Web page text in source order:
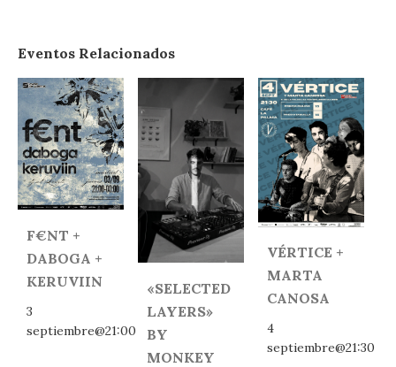
Eventos Relacionados
F€NT +
DABOGA +
KERUVIIN
3
septiembre@21:00
«SELECTED
LAYERS»
BY
MONKEY
VÉRTICE +
MARTA
CANOSA
4
septiembre@21:30